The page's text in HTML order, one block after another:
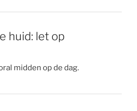
huid: let op
midden op de dag.